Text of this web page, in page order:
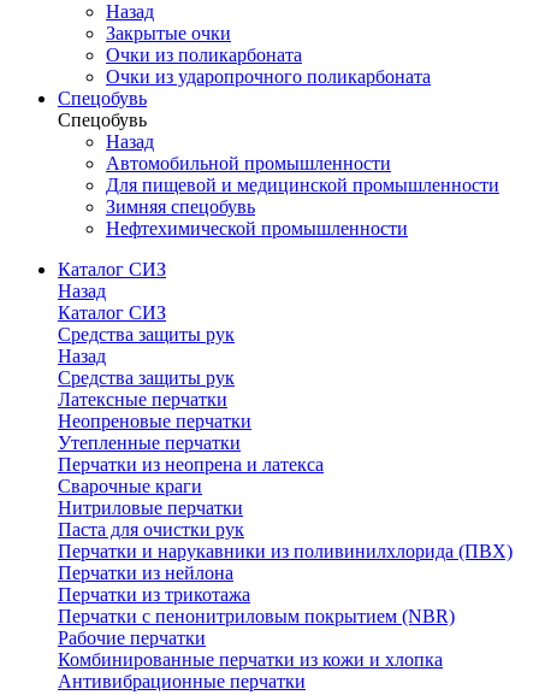
Назад
Закрытые очки
Очки из поликарбоната
Очки из ударопрочного поликарбоната
Спецобувь
Спецобувь
Назад
Автомобильной промышленности
Для пищевой и медицинской промышленности
Зимняя спецобувь
Нефтехимической промышленности
Каталог СИЗ
Назад
Каталог СИЗ
Средства защиты рук
Назад
Средства защиты рук
Латексные перчатки
Неопреновые перчатки
Утепленные перчатки
Перчатки из неопрена и латекса
Сварочные краги
Нитриловые перчатки
Паста для очистки рук
Перчатки и нарукавники из поливинилхлорида (ПВХ)
Перчатки из нейлона
Перчатки из трикотажа
Перчатки с пенонитриловым покрытием (NBR)
Рабочие перчатки
Комбинированные перчатки из кожи и хлопка
Антивибрационные перчатки